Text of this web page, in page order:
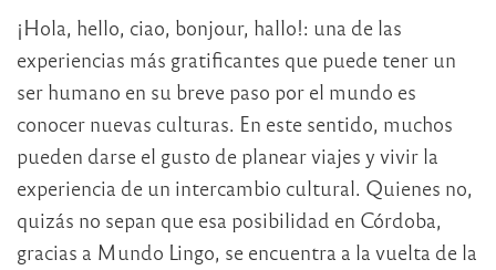
¡Hola, hello, ciao, bonjour, hallo!: una de las
experiencias más gratificantes que puede tener un
ser humano en su breve paso por el mundo es
conocer nuevas culturas. En este sentido, muchos
pueden darse el gusto de planear viajes y vivir la
experiencia de un intercambio cultural. Quienes no,
quizás no sepan que esa posibilidad en Córdoba,
gracias a Mundo Lingo, se encuentra a la vuelta de la